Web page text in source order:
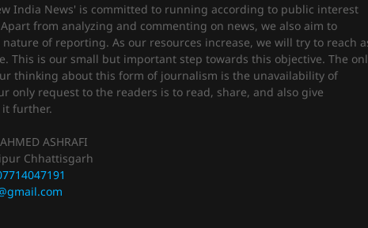
India News' is committed to running according to public interest
from analyzing and commenting on news, we also aim to
of reporting. As our resources increase, we will try to reach
This is our small but important step towards this objective. The
thinking about this form of journalism is the unavailability of
only request to the readers is to read, share, and also give
it further.
ASHRAFI
Chhattisgarh